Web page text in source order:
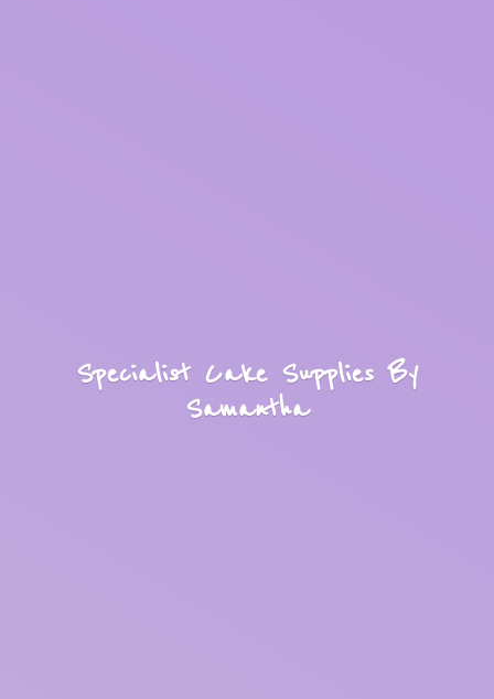
Specialist Cake SuppliesBy
Samantha